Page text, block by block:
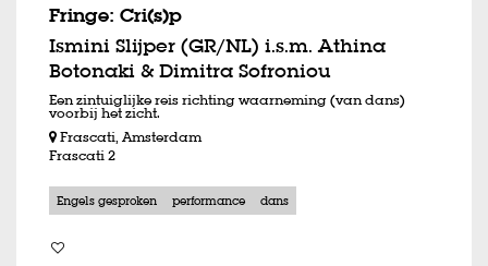
Fringe: Cri(s)p
Ismini Slijper (GR/NL) i.s.m. Athina
Botonaki & Dimitra Sofroniou
Een zintuiglijke reis richting waarneming (van dans)
voorbij het zicht.
Frascati, Amsterdam
Frascati 2
Engels gesproken performance dans